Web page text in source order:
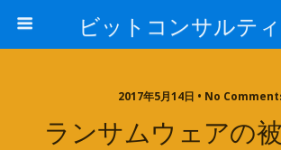
ビットコンサルテ
2017年5月14日 • No
ランサムウェアの